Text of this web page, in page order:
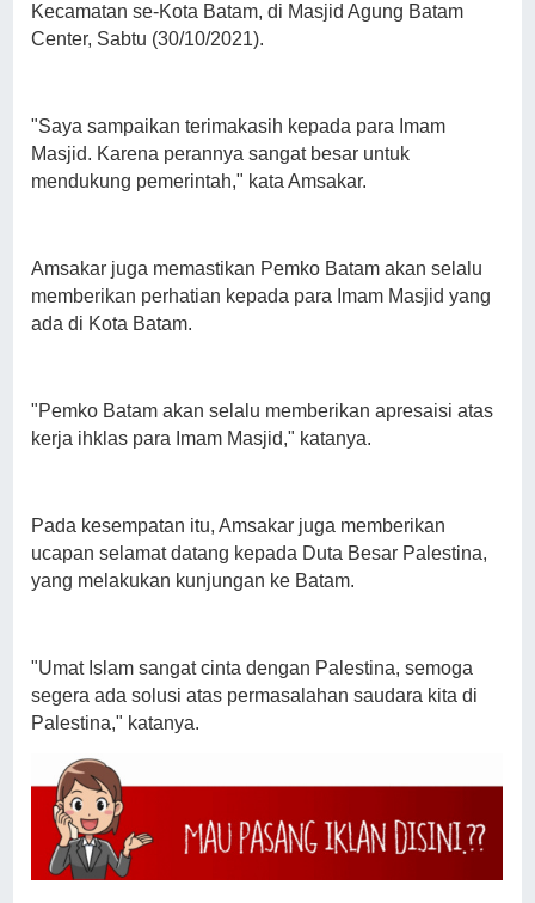
Kecamatan se-Kota Batam, di Masjid Agung Batam
Center, Sabtu (30/10/2021).
"Saya sampaikan terimakasih kepada para Imam
Masjid. Karena perannya sangat besar untuk
mendukung pemerintah," kata Amsakar.
Amsakar juga memastikan Pemko Batam akan selalu
memberikan perhatian kepada para Imam Masjid yang
ada di Kota Batam.
"Pemko Batam akan selalu memberikan apresaisi atas
kerja ihklas para Imam Masjid," katanya.
Pada kesempatan itu, Amsakar juga memberikan
ucapan selamat datang kepada Duta Besar Palestina,
yang melakukan kunjungan ke Batam.
"Umat Islam sangat cinta dengan Palestina, semoga
segera ada solusi atas permasalahan saudara kita di
Palestina," katanya.